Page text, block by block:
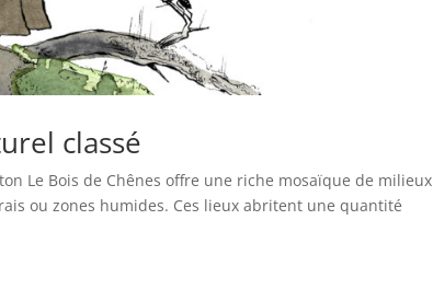
classé
Le Bois de Chênes offre une riche mosaïque de milieux
ou zones humides. Ces lieux abritent une quantité